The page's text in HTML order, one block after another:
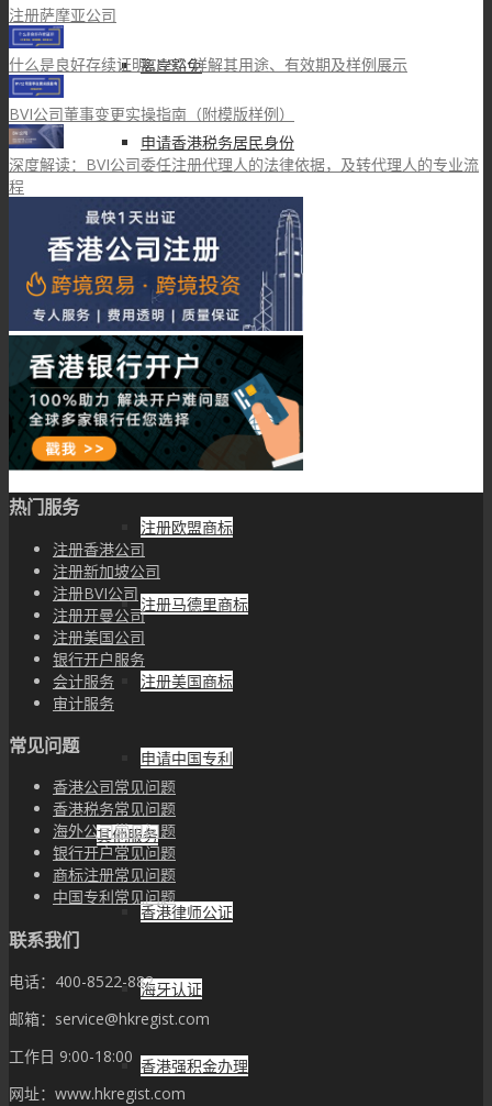
离岸豁免
申请香港税务居民身份
境外投资备案(ODI)
商标专利
注册香港商标
注册中国商标
注册欧盟商标
注册马德里商标
注册美国商标
申请中国专利
其他服务
香港律师公证
海牙认证
香港强积金办理
注册萨摩亚公司
什么是良好存续证明CGS？详解其用途、有效期及样例展示
BVI公司董事变更实操指南（附模版样例）
深度解读：BVI公司委任注册代理人的法律依据，及转代理人的专业流
程
热门服务
注册香港公司
注册新加坡公司
注册BVI公司
注册开曼公司
注册美国公司
银行开户服务
会计服务
审计服务
常见问题
香港公司常见问题
香港税务常见问题
海外公司常见问题
银行开户常见问题
商标注册常见问题
中国专利常见问题
联系我们
电话：400-8522-882
邮箱：service@hkregist.com
工作日 9:00-18:00
网址：www.hkregist.com